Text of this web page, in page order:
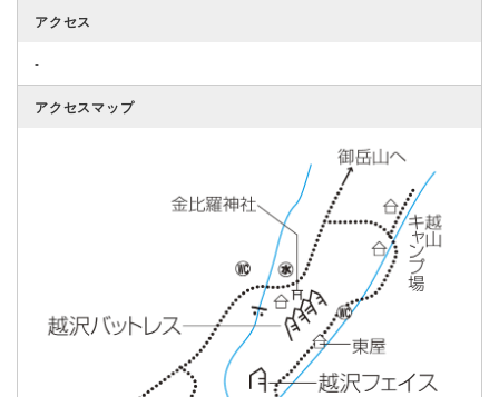
アクセス
-
アクセスマップ